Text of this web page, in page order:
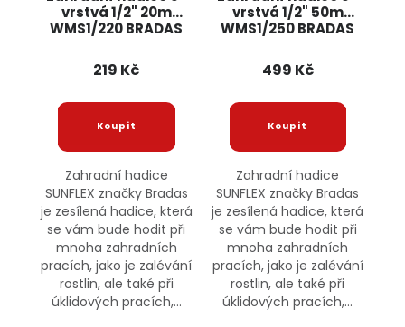
vrstvá 1/2" 20m
WMS1/220 BRADAS
219 Kč
Zahradní hadice
SUNFLEX značky Bradas
je zesílená hadice, která
se vám bude hodit při
mnoha zahradních
pracích, jako je zalévání
rostlin, ale také při
úklidových pracích,...
vrstvá 1/2" 50m
WMS1/250 BRADAS
499 Kč
Zahradní hadice
SUNFLEX značky Bradas
je zesílená hadice, která
se vám bude hodit při
mnoha zahradních
pracích, jako je zalévání
rostlin, ale také při
úklidových pracích,...